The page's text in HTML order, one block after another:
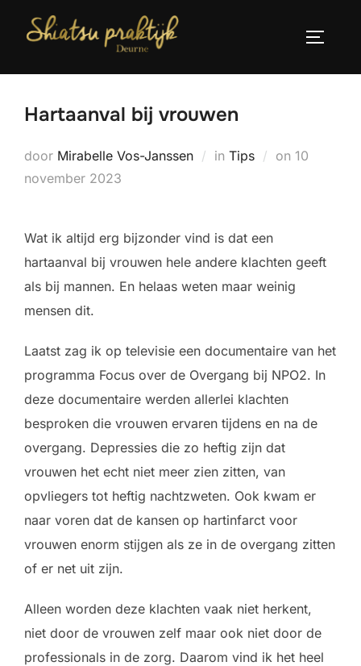
inhoud
Hartaanval bij vrouwen
door Mirabelle Vos-Janssen in Tips on Geplaatst
10
november 2023
Wat ik altijd erg bijzonder vind is dat een
hartaanval bij vrouwen hele andere klachten geeft
als bij mannen. En helaas weten maar weinig
mensen dit.
Laatst zag ik op televisie een documentaire van het
programma Focus over de Overgang bij NPO2. In
deze documentaire werden allerlei klachten
besproken die vrouwen ervaren tijdens en na de
overgang. Depressies die zo heftig zijn dat
vrouwen het echt niet meer zien zitten, van
opvliegers tot heftig nachtzweten. Ook kwam er
naar voren dat de kansen op hartinfarct voor
vrouwen enorm stijgen als ze in de overgang zitten
of er net uit zijn.
Alleen worden deze klachten vaak niet herkent,
niet door de vrouwen zelf maar ook niet door de
professionals in de zorg. Daarom vind ik het heel